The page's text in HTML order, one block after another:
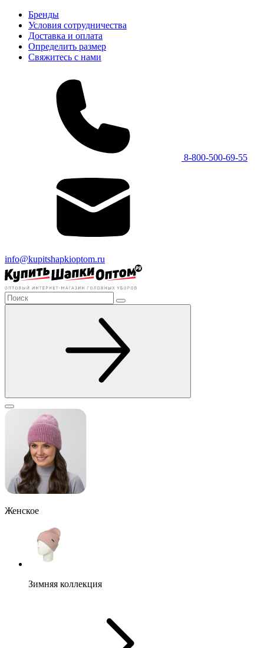
Бренды
Условия сотрудничества
Доставка и оплата
Определить размер
Свяжитесь с нами
8-800-500-69-55
info@kupitshapkioptom.ru
Женское
Зимняя коллекция